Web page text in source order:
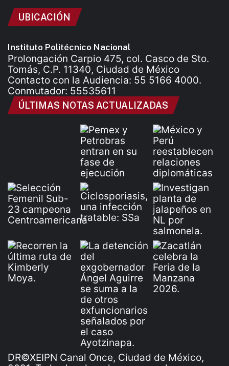
UBICACIÓN
Instituto Politécnico Nacional
Prolongación Carpio 475, col. Casco de Sto.
Tomás, C.P. 11340, Ciudad de México
Contacto con la Audiencia: 55 5166 4000.
Conmutador: 55535611
ÚLTIMAS NOTAS ACTUALIZADAS
DR©XEIPN Canal Once, Ciudad de México,